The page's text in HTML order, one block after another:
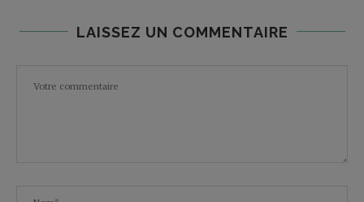
LAISSEZ UN COMMENTAIRE